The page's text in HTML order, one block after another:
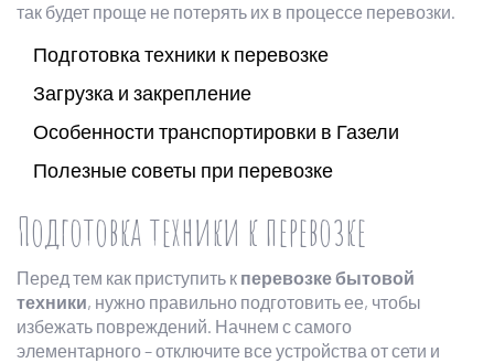
так будет проще не потерять их в процессе перевозки.
Подготовка техники к перевозке
Загрузка и закрепление
Особенности транспортировки в Газели
Полезные советы при перевозке
Подготовка техники к перевозке
Перед тем как приступить к перевозке бытовой
техники, нужно правильно подготовить ее, чтобы
избежать повреждений. Начнем с самого
элементарного – отключите все устройства от сети и